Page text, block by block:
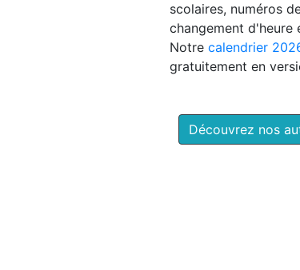
scolaires, numéros
changement d'heure
Notre calendrier
gratuitement en
Découvrez nos